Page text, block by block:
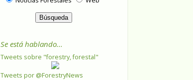
Se está hablando...
Tweets sobre "forestry, forestal"
Tweets por @ForestryNews